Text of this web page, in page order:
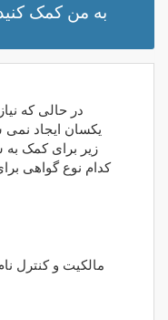
به من کمک
در حالی که
زیر برای کمک به
کدام نوع گواهی
مالکیت و کنترل